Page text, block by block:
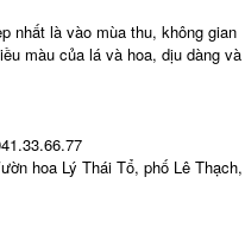
nhất là vào mùa thu, không gian
màu của lá và hoa, dịu dàng và
hoa Lý Thái Tổ, phố Lê Thạch,